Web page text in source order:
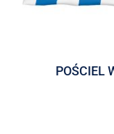
POŚCIEL